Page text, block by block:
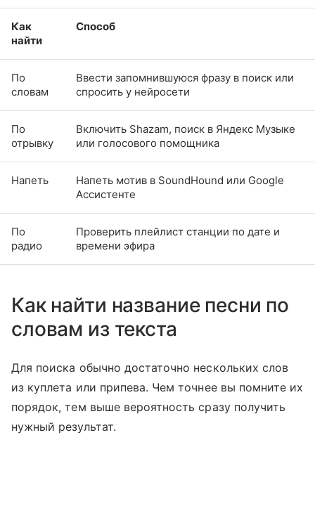
Как
найти
Способ
По
словам
Ввести запомнившуюся фразу в поиск или
спросить у нейросети
По
отрывку
Включить Shazam, поиск в Яндекс Музыке
или голосового помощника
Напеть
Напеть мотив в SoundHound или Google
Ассистенте
По
радио
Проверить плейлист станции по дате и
времени эфира
Как найти название песни по
словам из текста
Для поиска обычно достаточно нескольких слов
из куплета или припева. Чем точнее вы помните их
порядок, тем выше вероятность сразу получить
нужный результат.